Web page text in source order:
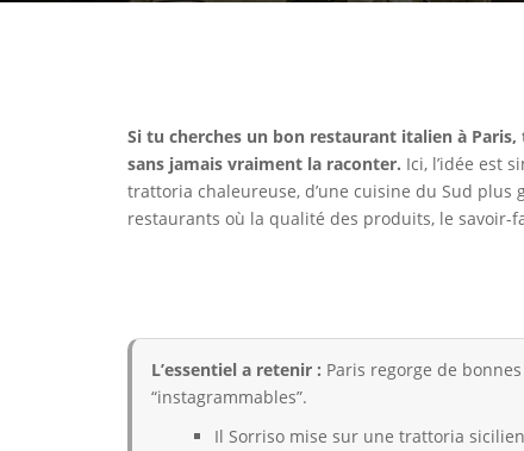
Si tu cherches un bon restaurant italien à
sans jamais vraiment la raconter. Ici, l’idée est
trattoria chaleureuse, d’une cuisine du Sud
restaurants où la qualité des produits, le savoir-
L’essentiel a retenir : Paris regorge de
“instagrammables”.
Il Sorriso mise sur une trattoria